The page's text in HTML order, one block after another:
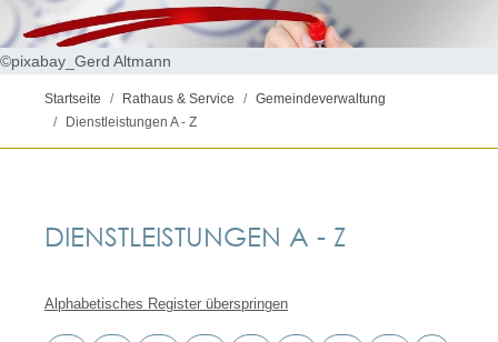
©pixabay_Gerd Altmann
Startseite Rathaus & Service
Gemeindeverwaltung
Dienstleistungen A - Z
DIENSTLEISTUNGEN A - Z
Alphabetisches Register überspringen